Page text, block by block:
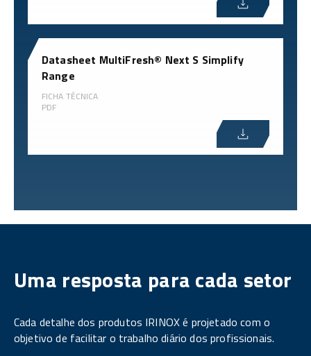
Datasheet MultiFresh® Next S Simplify
Range
FICHA TÉCNICA
PDF
Uma resposta para cada setor
Cada detalhe dos produtos IRINOX é projetado com o
objetivo de facilitar o trabalho diário dos profissionais.